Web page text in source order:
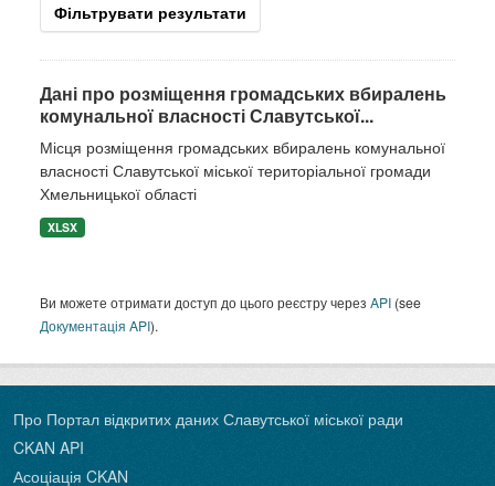
Фільтрувати результати
Дані про розміщення громадських вбиралень
комунальної власності Славутської...
Місця розміщення громадських вбиралень комунальної
власності Славутської міської територіальної громади
Хмельницької області
XLSX
Ви можете отримати доступ до цього реєстру через API (see
Документація API).
Про Портал відкритих даних Славутської міської ради
CKAN API
Асоціація CKAN